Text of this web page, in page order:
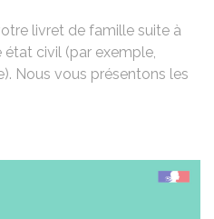
livret de famille suite à
civil (par exemple,
Nous vous présentons les